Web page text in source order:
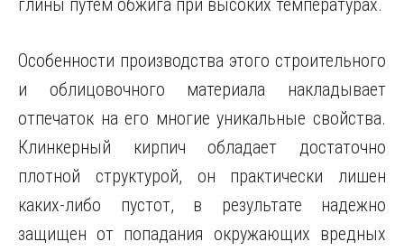
глины путем обжига при высоких температурах.
Особенности производства этого строительного
и облицовочного материала накладывает
отпечаток на его многие уникальные свойства.
Клинкерный кирпич обладает достаточно
плотной структурой, он практически лишен
каких-либо пустот, в результате надежно
защищен от попадания окружающих вредных